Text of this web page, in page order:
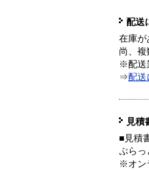
配送
在庫が
尚、複
※配送
⇒配送
見積
■見積
ぷらっ
※オン